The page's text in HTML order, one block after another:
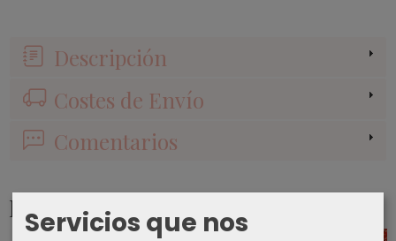
Descripción
Costes de Envío
Comentarios
Productos Relacionados
Servicios que nos